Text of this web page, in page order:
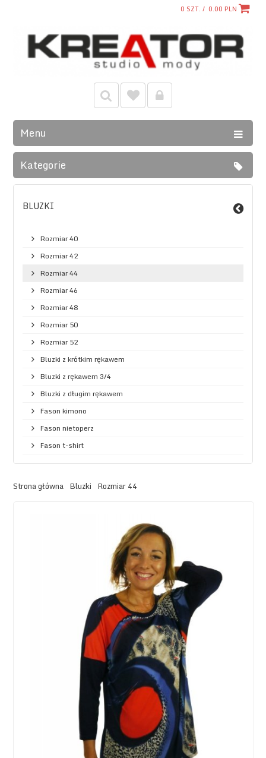
0 SZT. / 0.00 PLN
Menu
Kategorie
BLUZKI
Rozmiar 40
Rozmiar 42
Rozmiar 44
Rozmiar 46
Rozmiar 48
Rozmiar 50
Rozmiar 52
Bluzki z krótkim rękawem
Bluzki z rękawem 3/4
Bluzki z długim rękawem
Fason kimono
Fason nietoperz
Fason t-shirt
Strona główna Bluzki Rozmiar 44